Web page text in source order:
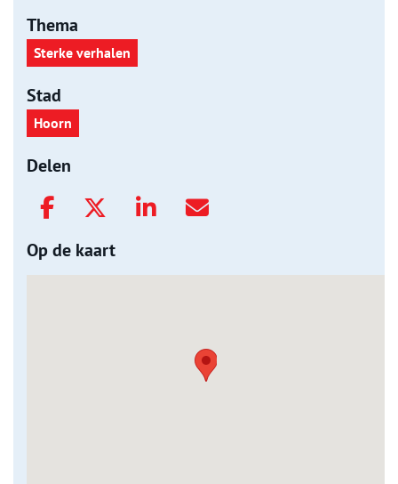
Thema
Sterke verhalen
Stad
Hoorn
Delen
Op de kaart